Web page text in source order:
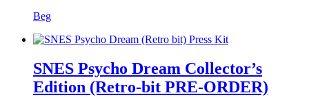
Beg
SNES Psycho Dream Collector’s
Edition (Retro-bit PRE-ORDER)